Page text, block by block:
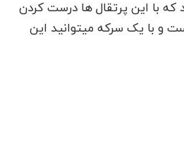
با این پرتقال ها درست کردن
و با یک سرکه میتوانید این